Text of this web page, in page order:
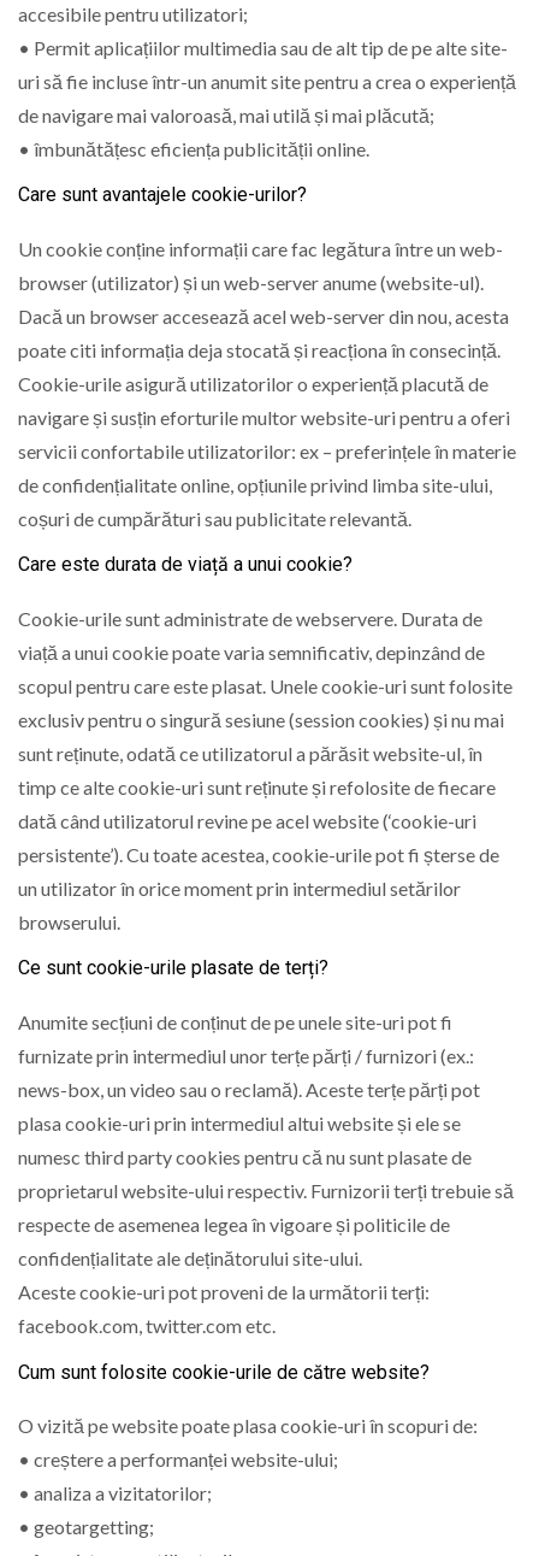
accesibile pentru utilizatori;
• Permit aplicațiilor multimedia sau de alt tip de pe alte site-
uri să fie incluse într-un anumit site pentru a crea o experiență
de navigare mai valoroasă, mai utilă și mai plăcută;
• îmbunătățesc eficiența publicității online.
Care sunt avantajele cookie-urilor?
Un cookie conține informații care fac legătura între un web-
browser (utilizator) și un web-server anume (website-ul).
Dacă un browser accesează acel web-server din nou, acesta
poate citi informația deja stocată și reacționa în consecință.
Cookie-urile asigură utilizatorilor o experiență placută de
navigare și susțin eforturile multor website-uri pentru a oferi
servicii confortabile utilizatorilor: ex – preferințele în materie
de confidențialitate online, opțiunile privind limba site-ului,
coșuri de cumpărături sau publicitate relevantă.
Care este durata de viață a unui cookie?
Cookie-urile sunt administrate de webservere. Durata de
viață a unui cookie poate varia semnificativ, depinzând de
scopul pentru care este plasat. Unele cookie-uri sunt folosite
exclusiv pentru o singură sesiune (session cookies) și nu mai
sunt reținute, odată ce utilizatorul a părăsit website-ul, în
timp ce alte cookie-uri sunt reținute și refolosite de fiecare
dată când utilizatorul revine pe acel website (‘cookie-uri
persistente’). Cu toate acestea, cookie-urile pot fi șterse de
un utilizator în orice moment prin intermediul setărilor
browserului.
Ce sunt cookie-urile plasate de terți?
Anumite secțiuni de conținut de pe unele site-uri pot fi
furnizate prin intermediul unor terțe părți / furnizori (ex.:
news-box, un video sau o reclamă). Aceste terțe părți pot
plasa cookie-uri prin intermediul altui website și ele se
numesc third party cookies pentru că nu sunt plasate de
proprietarul website-ului respectiv. Furnizorii terți trebuie să
respecte de asemenea legea în vigoare și politicile de
confidențialitate ale deținătorului site-ului.
Aceste cookie-uri pot proveni de la următorii terți:
facebook.com, twitter.com etc.
Cum sunt folosite cookie-urile de către website?
O vizită pe website poate plasa cookie-uri în scopuri de:
• creștere a performanței website-ului;
• analiza a vizitatorilor;
• geotargetting;